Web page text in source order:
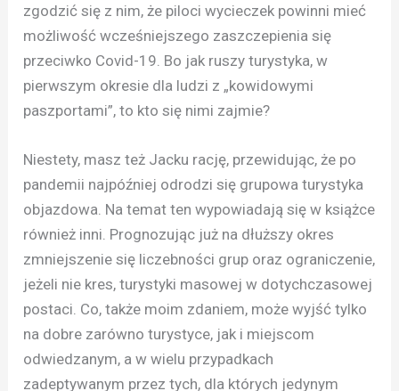
zgodzić się z nim, że piloci wycieczek powinni mieć
możliwość wcześniejszego zaszczepienia się
przeciwko Covid-19. Bo jak ruszy turystyka, w
pierwszym okresie dla ludzi z „kowidowymi
paszportami”, to kto się nimi zajmie?
Niestety, masz też Jacku rację, przewidując, że po
pandemii najpóźniej odrodzi się grupowa turystyka
objazdowa. Na temat ten wypowiadają się w książce
również inni. Prognozując już na dłuższy okres
zmniejszenie się liczebności grup oraz ograniczenie,
jeżeli nie kres, turystyki masowej w dotychczasowej
postaci. Co, także moim zdaniem, może wyjść tylko
na dobre zarówno turystyce, jak i miejscom
odwiedzanym, a w wielu przypadkach
zadeptywanym przez tych, dla których jedynym